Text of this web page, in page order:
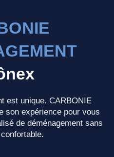
est unique. CARBONIE
son expérience pour vous
de déménagement sans